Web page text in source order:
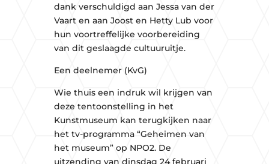
dank verschuldigd aan Jessa van der
Vaart en aan Joost en Hetty Lub voor
hun voortreffelijke voorbereiding
van dit geslaagde cultuuruitje.
Een deelnemer (KvG)
Wie thuis een indruk wil krijgen van
deze tentoonstelling in het
Kunstmuseum kan terugkijken naar
het tv-programma “Geheimen van
het museum” op NPO2. De
uitzending van dinsdag 24 februari